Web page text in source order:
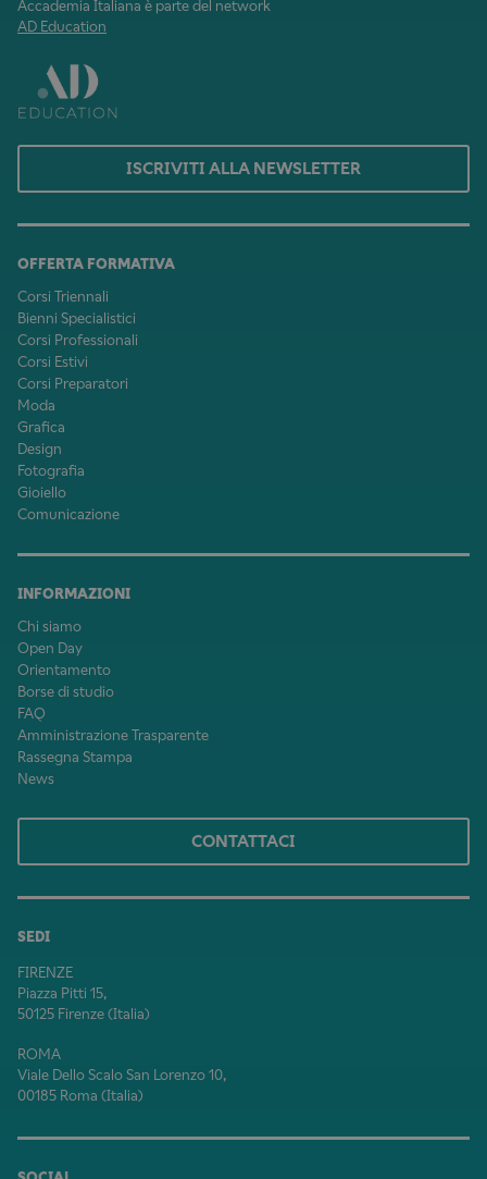
Accademia Italiana è parte del network
AD Education
ISCRIVITI ALLA NEWSLETTER
OFFERTA FORMATIVA
Corsi Triennali
Bienni Specialistici
Corsi Professionali
Corsi Estivi
Corsi Preparatori
Moda
Grafica
Design
Fotografia
Gioiello
Comunicazione
INFORMAZIONI
Chi siamo
Open Day
Orientamento
Borse di studio
FAQ
Amministrazione Trasparente
Rassegna Stampa
News
SEDI
FIRENZE
Piazza Pitti 15,
50125 Firenze (Italia)
ROMA
Viale Dello Scalo San Lorenzo 10,
00185 Roma (Italia)
CONTATTACI